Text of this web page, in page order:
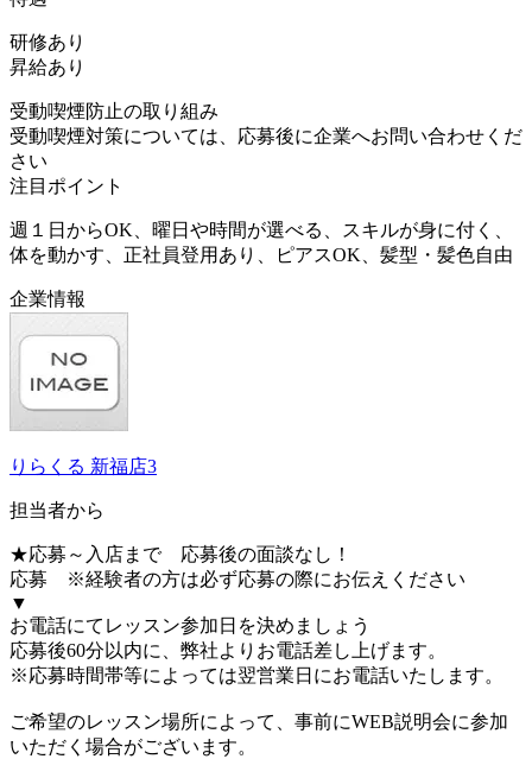
研修あり
昇給あり
受動喫煙防止の取り組み
受動喫煙対策については、応募後に企業へお問い合わせくだ
さい
注目ポイント
週１日からOK、曜日や時間が選べる、スキルが身に付く、
体を動かす、正社員登用あり、ピアスOK、髪型・髪色自由
企業情報
りらくる 新福店3
担当者から
★応募～入店まで 応募後の面談なし！
応募 ※経験者の方は必ず応募の際にお伝えください
▼
お電話にてレッスン参加日を決めましょう
応募後60分以内に、弊社よりお電話差し上げます。
※応募時間帯等によっては翌営業日にお電話いたします。
ご希望のレッスン場所によって、事前にWEB説明会に参加
いただく場合がございます。